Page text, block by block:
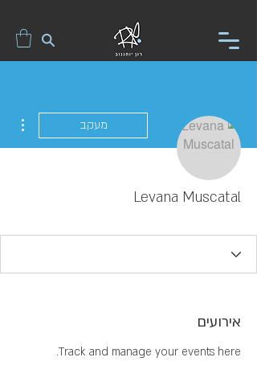
מעקב
Levana Muscatal
אירועים
Track and manage your events here.